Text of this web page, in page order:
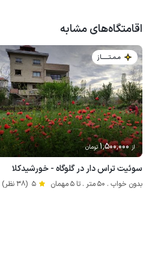
اقامتگاه‌های مشابه
مـمـتــــــاز
از 1٬500٬000 تومان
سوئیت تراس دار در گلوگاه - خورشیدکلا
بدون خواب . 50 متر . تا 5 مهمان 5 (38 نظر)